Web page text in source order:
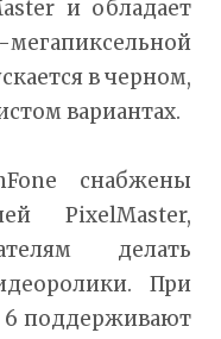
и обладает
в черном,
вариантах.
снабжены
PixelMaster,
делать
При
6 поддерживают